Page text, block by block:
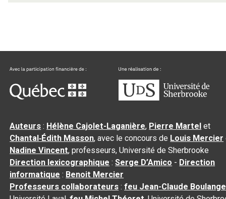
Auteurs : Hélène Cajolet-Laganière, Pierre Martel et
Chantal‑Édith Masson, avec le concours de Louis Mercier
Nadine Vincent, professeurs, Université de Sherbrooke
Direction lexicographique :Serge D’Amico - Direction
informatique : Benoit Mercier
Professeurs collaborateurs :feu Jean-Claude